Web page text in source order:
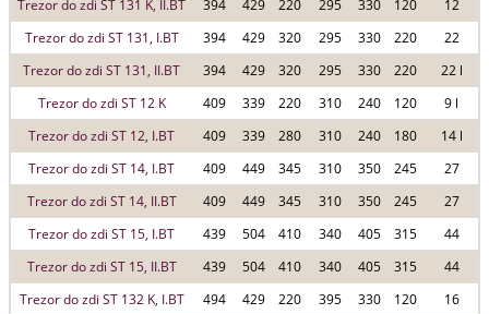
Trezor do zdi ST 131 K, II.BT
394 429 220 295 330 120
12
Trezor do zdi ST 131, I.BT
394 429 320 295 330 220
22
Trezor do zdi ST 131, II.BT
394 429 320 295 330 220
22 l
Trezor do zdi ST 12 K
409 339 220 310 240 120
9 l
Trezor do zdi ST 12, I.BT
409 339 280 310 240 180
14 l
Trezor do zdi ST 14, I.BT
409 449 345 310 350 245
27
Trezor do zdi ST 14, II.BT
409 449 345 310 350 245
27
Trezor do zdi ST 15, I.BT
439 504 410 340 405 315
44
Trezor do zdi ST 15, II.BT
439 504 410 340 405 315
44
Trezor do zdi ST 132 K, I.BT
494 429 220 395 330 120
16